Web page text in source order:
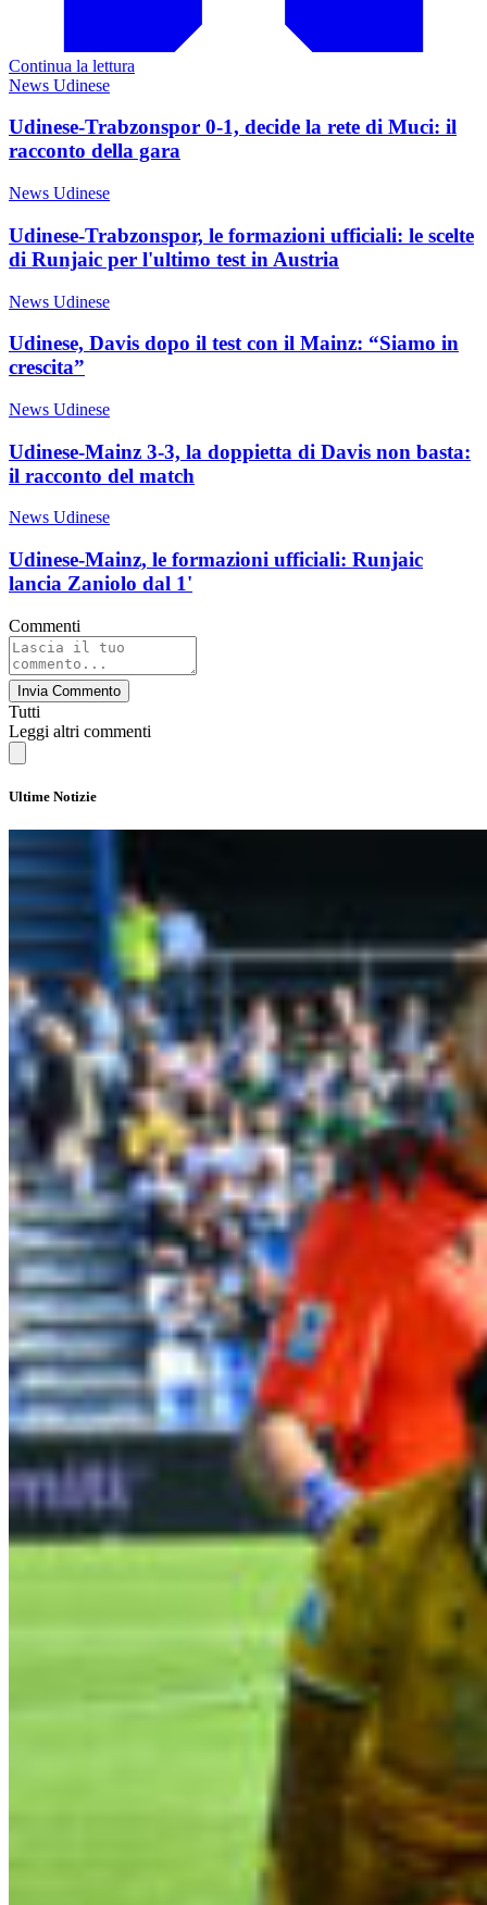
Continua la lettura
News Udinese
Udinese-Trabzonspor 0-1, decide la rete di Muci: il
racconto della gara
News Udinese
Udinese-Trabzonspor, le formazioni ufficiali: le scelte
di Runjaic per l'ultimo test in Austria
News Udinese
Udinese, Davis dopo il test con il Mainz: “Siamo in
crescita”
News Udinese
Udinese-Mainz 3-3, la doppietta di Davis non basta:
il racconto del match
News Udinese
Udinese-Mainz, le formazioni ufficiali: Runjaic
lancia Zaniolo dal 1'
Commenti
Invia Commento
Tutti
Leggi altri commenti
Ultime Notizie